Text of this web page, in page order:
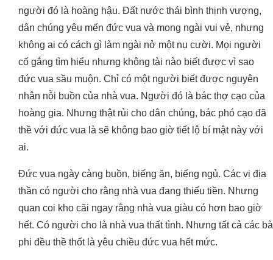
người đó là hoàng hậu. Đất nước thái bình thịnh vượng,
dân chúng yêu mến đức vua và mong ngài vui vẻ, nhưng
không ai có cách gì làm ngài nở một nụ cười. Mọi người
cố gắng tìm hiểu nhưng không tài nào biết được vì sao
đức vua sầu muộn. Chỉ có một người biết được nguyên
nhân nỗi buồn của nhà vua. Người đó là bác thợ cạo của
hoàng gia. Nhưng thật rủi cho dân chúng, bác phó cạo đã
thề với đức vua là sẽ không bao giờ tiết lộ bí mật này với
ai.
Đức vua ngày càng buồn, biếng ăn, biếng ngủ. Các vị địa
thần có người cho rằng nhà vua đang thiếu tiền. Nhưng
quan coi kho cãi ngay rằng nhà vua giàu có hơn bao giờ
hết. Có người cho là nhà vua thất tình. Nhưng tất cả các bà
phi đều thề thốt là yêu chiều đức vua hết mức.